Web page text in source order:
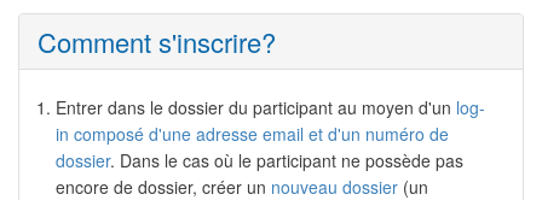
Comment s'inscrire?
Entrer dans le dossier du participant au moyen d'un log-
in composé d'une adresse email et d'un numéro de
dossier. Dans le cas où le participant ne possède pas
encore de dossier, créer un nouveau dossier (un